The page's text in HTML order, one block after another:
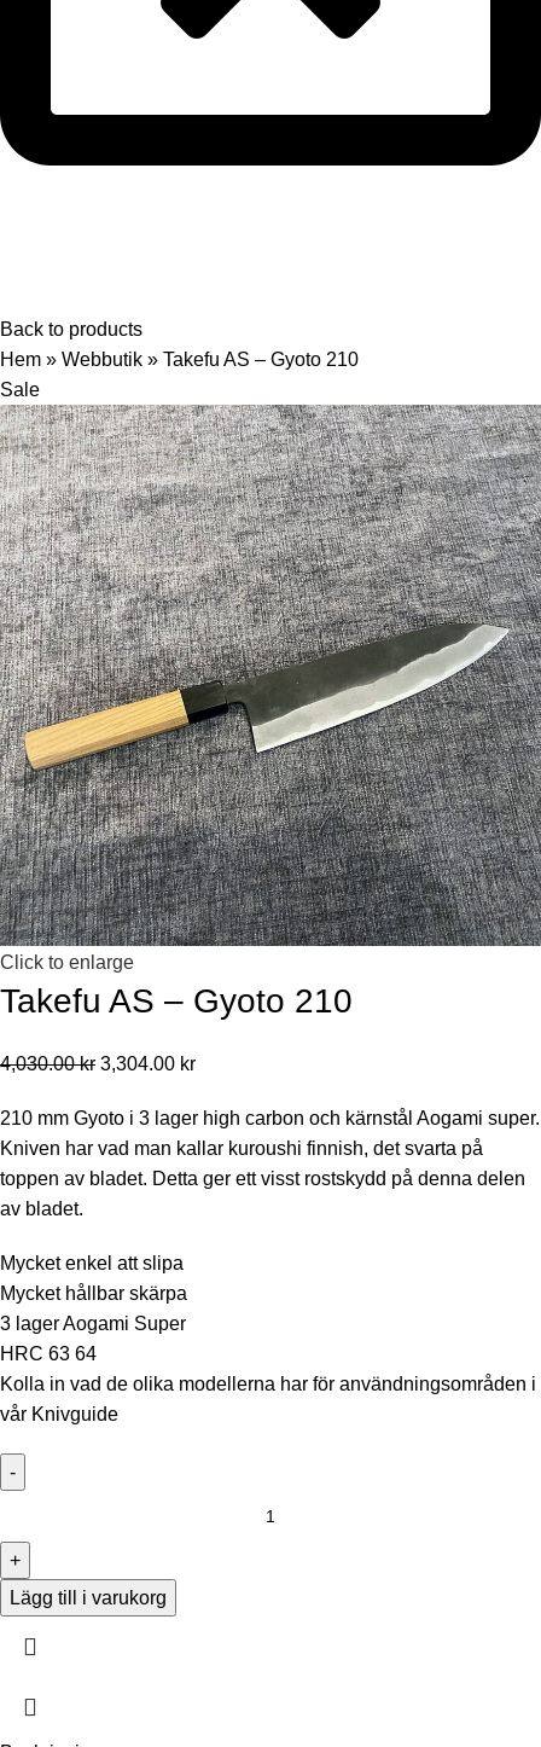
Back to products
Hem » Webbutik » Takefu AS – Gyoto 210
Sale
Click to enlarge
Takefu AS – Gyoto 210
4,030.00kr 3,304.00 kr
210 mm Gyoto i 3 lager high carbon och kärnstål Aogami super.
Kniven har vad man kallar kuroushi finnish, det svarta på
toppen av bladet. Detta ger ett visst rostskydd på denna delen
av bladet.
Mycket enkel att slipa
Mycket hållbar skärpa
3 lager Aogami Super
HRC 63 64
Kolla in vad de olika modellerna har för användningsområden i
vår Knivguide
Lägg till i varukorg